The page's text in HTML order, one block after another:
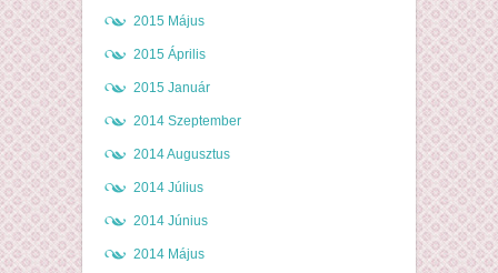
2015 Május
2015 Április
2015 Január
2014 Szeptember
2014 Augusztus
2014 Július
2014 Június
2014 Május